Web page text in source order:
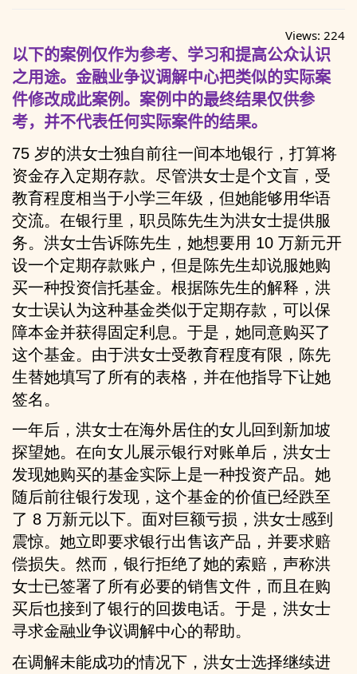
Views: 224
以下的案例仅作为参考、学习和提高公众认识
之用途。金融业争议调解中心把类似的实际案
件修改成此案例。案例中的最终结果仅供参
考，并不代表任何实际案件的结果。
75 岁的洪女士独自前往一间本地银行，打算将
资金存入定期存款。尽管洪女士是个文盲，受
教育程度相当于小学三年级，但她能够用华语
交流。在银行里，职员陈先生为洪女士提供服
务。洪女士告诉陈先生，她想要用 10 万新元开
设一个定期存款账户，但是陈先生却说服她购
买一种投资信托基金。根据陈先生的解释，洪
女士误认为这种基金类似于定期存款，可以保
障本金并获得固定利息。于是，她同意购买了
这个基金。由于洪女士受教育程度有限，陈先
生替她填写了所有的表格，并在他指导下让她
签名。
一年后，洪女士在海外居住的女儿回到新加坡
探望她。在向女儿展示银行对账单后，洪女士
发现她购买的基金实际上是一种投资产品。她
随后前往银行发现，这个基金的价值已经跌至
了 8 万新元以下。面对巨额亏损，洪女士感到
震惊。她立即要求银行出售该产品，并要求赔
偿损失。然而，银行拒绝了她的索赔，声称洪
女士已签署了所有必要的销售文件，而且在购
买后也接到了银行的回拨电话。于是，洪女士
寻求金融业争议调解中心的帮助。
在调解未能成功的情况下，洪女士选择继续进